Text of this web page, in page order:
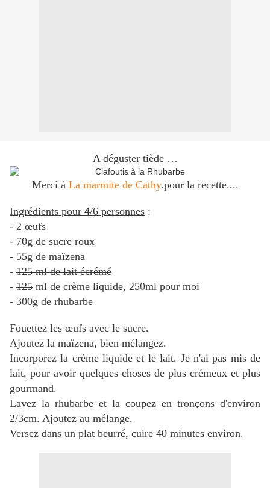
A déguster tiède …
Merci à La marmite de Cathy.pour la recette....
Ingrédients pour 4/6 personnes :
- 2 œufs
- 70g de sucre roux
- 55g de maïzena
- 125 ml de lait écrémé
- 125 ml de crème liquide, 250ml pour moi
- 300g de rhubarbe
Fouettez les œufs avec le sucre.
Ajoutez la maïzena, bien mélangez.
Incorporez la crème liquideet le lait. Je n'ai pas mis de
lait, pour avoir quelques choses de plus crémeux et plus
gourmand.
Lavez la rhubarbe et la coupez en tronçons d'environ
2/3cm. Ajoutez au mélange.
Versez dans un plat beurré, cuire 40 minutes environ.